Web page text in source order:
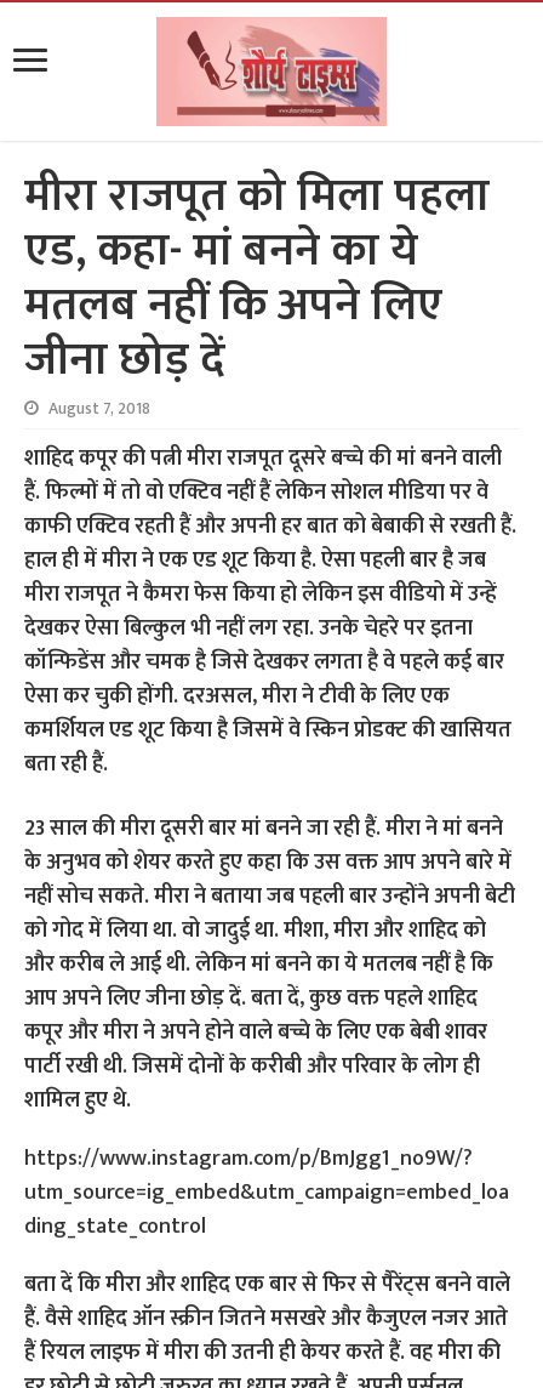
मीरा राजपूत को मिला पहला
एड, कहा- मां बनने का ये
मतलब नहीं कि अपने लिए
जीना छोड़ दें
August 7, 2018
शाहिद कपूर की पत्नी मीरा राजपूत दूसरे बच्चे की मां बनने वाली
हैं. फिल्मों में तो वो एक्टिव नहीं हैं लेकिन सोशल मीडिया पर वे
काफी एक्टिव रहती हैं और अपनी हर बात को बेबाकी से रखती हैं.
हाल ही में मीरा ने एक एड शूट किया है. ऐसा पहली बार है जब
मीरा राजपूत ने कैमरा फेस किया हो लेकिन इस वीडियो में उन्हें
देखकर ऐसा बिल्कुल भी नहीं लग रहा. उनके चेहरे पर इतना
कॉन्फिडेंस और चमक है जिसे देखकर लगता है वे पहले कई बार
ऐसा कर चुकी होंगी. दरअसल, मीरा ने टीवी के लिए एक
कमर्शियल एड शूट किया है जिसमें वे स्किन प्रोडक्ट की खासियत
बता रही हैं.
23 साल की मीरा दूसरी बार मां बनने जा रही हैं. मीरा ने मां बनने
के अनुभव को शेयर करते हुए कहा कि उस वक्त आप अपने बारे में
नहीं सोच सकते. मीरा ने बताया जब पहली बार उन्होंने अपनी बेटी
को गोद में लिया था. वो जादुई था. मीशा, मीरा और शाहिद को
और करीब ले आई थी. लेकिन मां बनने का ये मतलब नहीं है कि
आप अपने लिए जीना छोड़ दें. बता दें, कुछ वक्त पहले शाहिद
कपूर और मीरा ने अपने होने वाले बच्चे के लिए एक बेबी शावर
पार्टी रखी थी. जिसमें दोनों के करीबी और परिवार के लोग ही
शामिल हुए थे.
https://www.instagram.com/p/BmJgg1_no9W/?
utm_source=ig_embed&utm_campaign=embed_loa
ding_state_control
बता दें कि मीरा और शाहिद एक बार से फिर से पैरेंट्स बनने वाले
हैं. वैसे शाहिद ऑन स्क्रीन जितने मसखरे और कैजुएल नजर आते
हैं रियल लाइफ में मीरा की उतनी ही केयर करते हैं. वह मीरा की